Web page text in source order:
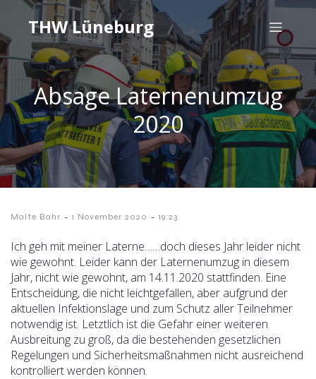
THW Lüneburg
Absage Laternenumzug
2020
Malte Bahr - 1 November 2020 - 19:23
Ich geh mit meiner Laterne……doch dieses Jahr leider nicht
wie gewohnt. Leider kann der Laternenumzug in diesem
Jahr, nicht wie gewohnt, am 14.11.2020 stattfinden. Eine
Entscheidung, die nicht leichtgefallen, aber aufgrund der
aktuellen Infektionslage und zum Schutz aller Teilnehmer
notwendig ist. Letztlich ist die Gefahr einer weiteren
Ausbreitung zu groß, da die bestehenden gesetzlichen
Regelungen und Sicherheitsmaßnahmen nicht ausreichend
kontrolliert werden können.